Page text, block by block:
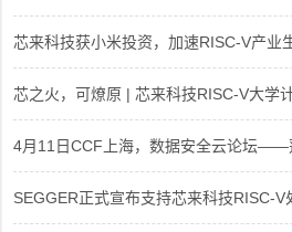
芯来科技获小米投资，加速RISC-V产业
芯之火，可燎原 | 芯来科技RISC-V大学
4月11日CCF上海，数据安全云论坛——
SEGGER正式宣布支持芯来科技RISC-V